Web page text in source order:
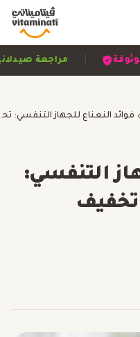
مبني على الأدلة
فوائد
التنفسي: